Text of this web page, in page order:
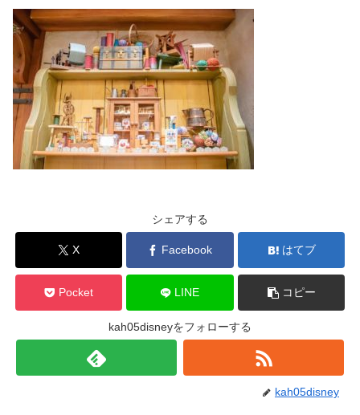
シェアする
X Facebook はてブ
Pocket LINE コピー
kah05disneyをフォローする
kah05disney